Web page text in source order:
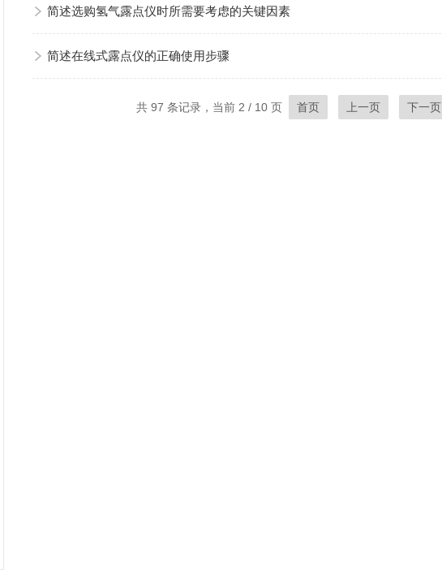
简述选购氢气露点仪时所需要考虑的关键因素
简述在线式露点仪的正确使用步骤
共 97 条记录，当前 2 / 10 页 首页 上一页 下一页